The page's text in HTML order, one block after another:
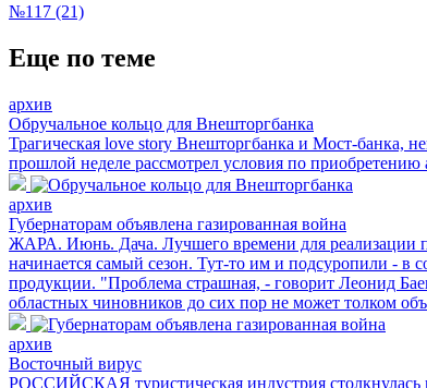
№117 (21)
Еще по теме
архив
Обручальное кольцо для Внешторгбанка
Трагическая love story Внешторгбанка и Мост-банка,
прошлой неделе рассмотрел условия по
архив
Губернаторам объявлена газированная война
ЖАРА. Июнь. Дача. Лучшего времени для реализации
начинается самый сезон. Тут-то им и подсуропили - в
продукции. "Проблема страшная, - говорит Леонид
областных чиновников до сих пор не может толком
архив
Восточный вирус
РОССИЙСКАЯ туристическая индустрия столкнулась